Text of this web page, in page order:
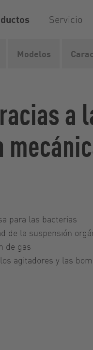
Servicio
desintegración
a
para las bacterias
de la suspensión
de gas
agitadores y las
Modelos